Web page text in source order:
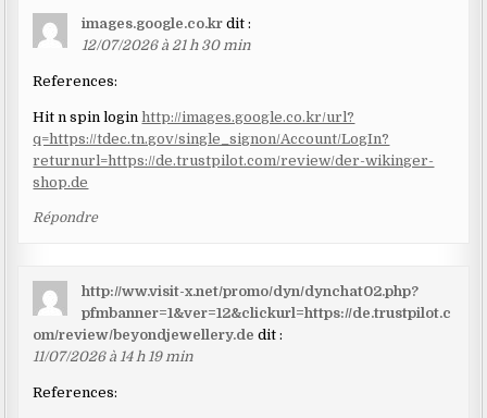
images.google.co.kr dit :
12/07/2026 à 21 h 30 min
References:
Hit n spin loginhttp://images.google.co.kr/url?
q=https://tdec.tn.gov/single_signon/Account/LogIn?
returnurl=https://de.trustpilot.com/review/der-wikinger-
shop.de
Répondre
http://ww.visit-x.net/promo/dyn/dynchat02.php?
pfmbanner=1&ver=12&clickurl=https://de.trustpilot.c
om/review/beyondjewellery.de dit :
11/07/2026 à 14 h 19 min
References: